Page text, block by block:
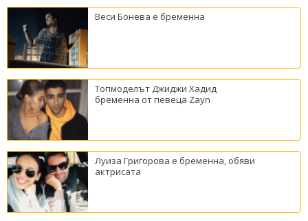
Веси Бонева е бременна
Топмоделът Джиджи Хадид
бременна от певеца Zayn
Луиза Григорова е бременна, обяви
актрисата